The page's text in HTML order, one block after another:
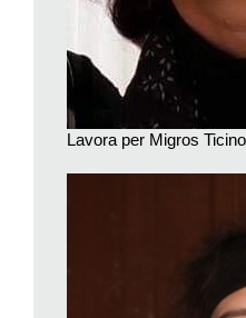
ascoltare le mie necessità.
restituisca qualcosa
Johnny D’Agostino
Fra le decine di figure
proprio negozio. Da un quarto
nonostante gli anni passati al
Lavora per Migros